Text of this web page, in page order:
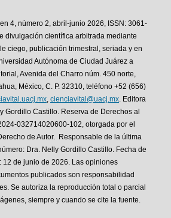
4, número 2, abril-junio 2026, ISSN: 3061-
divulgación científica arbitrada mediante
ciego, publicación trimestral, seriada y en
Autónoma de Ciudad Juárez a
Avenida del Charro núm. 450 norte,
México, C. P. 32310, teléfono +52 (656)
, cienciavital@uacj.mx. Editora
Gordillo Castillo. Reserva de Derechos al
032714020600-102, otorgada por el
de Autor. Responsable de la última
Dra. Nelly Gordillo Castillo. Fecha de
12 de junio de 2026. Las opiniones
publicados son responsabilidad
Se autoriza la reproducción total o parcial
siempre y cuando se cite la fuente.